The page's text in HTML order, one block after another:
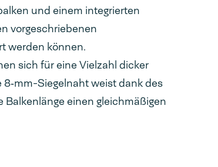
und einem integrierten
vorgeschriebenen
werden können.
sich für eine Vielzahl dicker
Siegelnaht weist dank des
einen gleichmäßigen